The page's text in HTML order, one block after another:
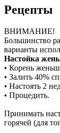
Рецепты
ВНИМАНИЕ!
Большинство
варианты
Настойка
• Корень
• Залить 40%
• Настоять 2
• Процедить.
Принимать
горячей (для